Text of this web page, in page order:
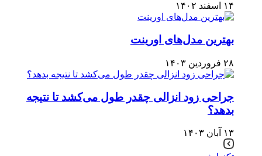
۱۴ اسفند ۱۴۰۲
بهترین مدل‌های اورینت
۲۸ فروردین ۱۴۰۳
جراحی زود انزالی چقدر طول می‌کشد تا نتیجه
بدهد؟
۱۳ آبان ۱۴۰۳